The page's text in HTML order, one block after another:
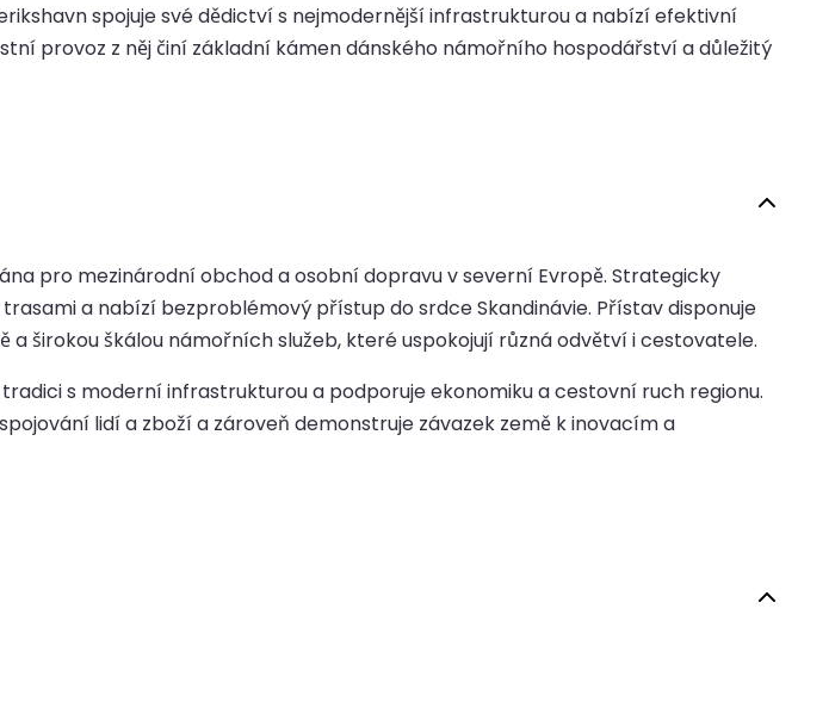
spojuje své dědictví s nejmodernější infrastrukturou a nabízí efektivní
provoz z něj činí základní kámen dánského námořního hospodářství a důležitý
pro mezinárodní obchod a osobní dopravu v severní Evropě. Strategicky
a nabízí bezproblémový přístup do srdce Skandinávie. Přístav disponuje
širokou škálou námořních služeb, které uspokojují různá odvětví i cestovatele.
s moderní infrastrukturou a podporuje ekonomiku a cestovní ruch regionu.
lidí a zboží a zároveň demonstruje závazek země k inovacím a